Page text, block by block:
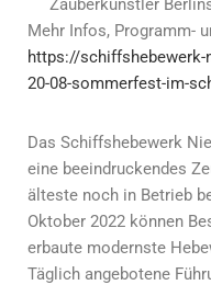
Zauberkünstler
Mehr Infos, Programm-
https://
20-08-sommerfest-im-
Das Schiffshebewerk
eine beeindruckendes
älteste noch in Betrieb
Oktober 2022 können
erbaute modernste
Täglich angebotene